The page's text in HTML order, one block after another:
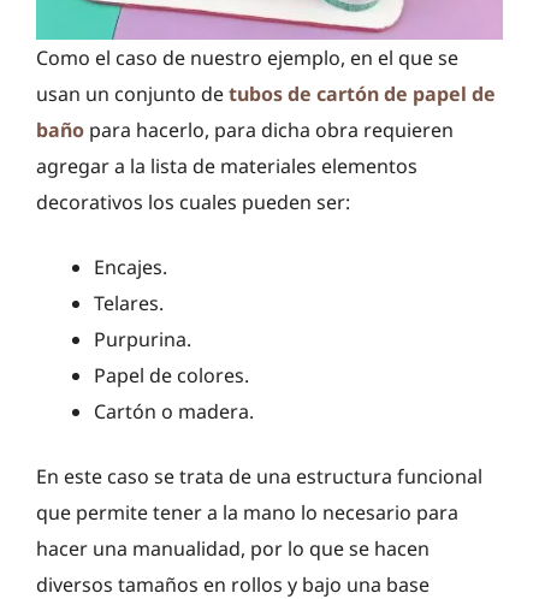
Como el caso de nuestro ejemplo, en el que se
usan un conjunto detubos de cartón de papel de
baño para hacerlo, para dicha obra requieren
agregar a la lista de materiales elementos
decorativos los cuales pueden ser:
Encajes.
Telares.
Purpurina.
Papel de colores.
Cartón o madera.
En este caso se trata de una estructura funcional
que permite tener a la mano lo necesario para
hacer una manualidad, por lo que se hacen
diversos tamaños en rollos y bajo una base